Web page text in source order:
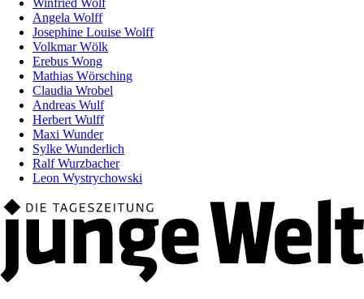
Angela Wolff
Josephine Louise Wolff
Volkmar Wölk
Erebus Wong
Mathias Wörsching
Claudia Wrobel
Andreas Wulf
Herbert Wulff
Maxi Wunder
Sylke Wunderlich
Ralf Wurzbacher
Leon Wystrychowski